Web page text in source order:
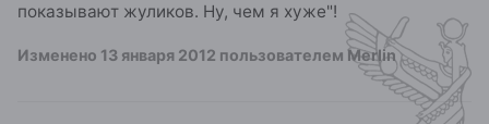
показывают жуликов. Ну, чем я хуже"!
Изменено 13 января 2012 пользователем Merlin